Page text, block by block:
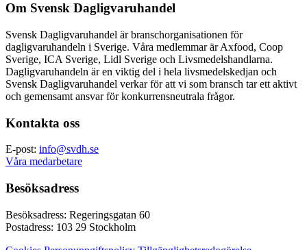
Om Svensk Dagligvaruhandel
Svensk Dagligvaruhandel är branschorganisationen för
dagligvaruhandeln i Sverige. Våra medlemmar är Axfood, Coop
Sverige, ICA Sverige, Lidl Sverige och Livsmedelshandlarna.
Dagligvaruhandeln är en viktig del i hela livsmedelskedjan och
Svensk Dagligvaruhandel verkar för att vi som bransch tar ett aktivt
och gemensamt ansvar för konkurrensneutrala frågor.
Kontakta oss
E-post: info@svdh.se
Våra medarbetare
Besöksadress
Besöksadress: Regeringsgatan 60
Postadress: 103 29 Stockholm